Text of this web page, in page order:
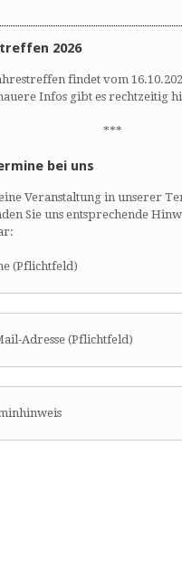
2026
findet vom
Infos gibt es rechtzeitig
***
bei uns
Veranstaltung in unserer
Sie uns entsprechende
(Pflichtfeld)
Adresse (Pflichtfeld)